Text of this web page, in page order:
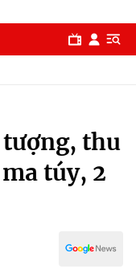
tượng, thu
túy, 2